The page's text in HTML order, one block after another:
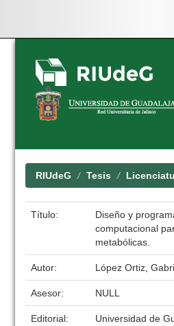
Skip
navigation
RIUdeG Tesis
Título:
Diseño y
computacional
metabólicas.
Autor: López Ortiz,
Asesor: NULL
Editorial:
Universidad de